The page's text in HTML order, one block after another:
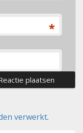
*
verwerkt.